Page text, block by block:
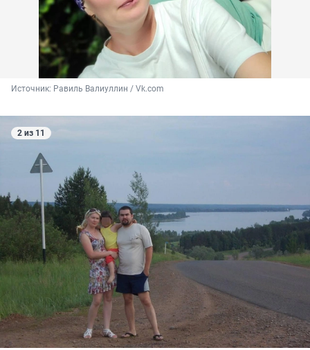
Источник: Равиль Валиуллин / Vk.com
2 из 11